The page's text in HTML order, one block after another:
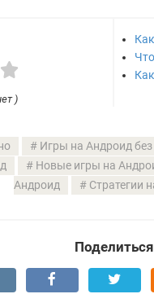
)
Игры на Андроид
Новые игры на
Андроид
Стратегии
Поделиться